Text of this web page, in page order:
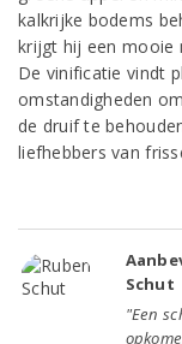
kalkrijke bodems
krijgt hij een mooie
De vinificatie vindt
omstandigheden
de druif te
liefhebbers van
Schut
"Een